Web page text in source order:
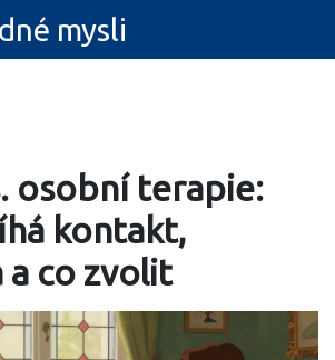
mysli
osobní terapie:
kontakt,
co zvolit